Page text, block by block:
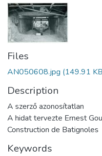
Files
AN050608.jpg (149.91
Description
A szerző azonosítatlan
A hidat tervezte Ernest
Construction de Batignoles
Keywords